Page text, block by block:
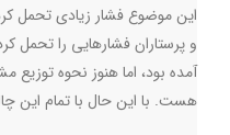
این موضوع فشار زیادی تحمل
و پرستاران فشارهایی را تحمل
آمده بود، اما هنوز نحوه
هست. با این حال با تمام این